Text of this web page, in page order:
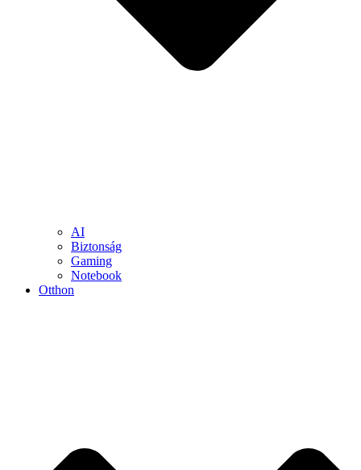
AI
Biztonság
Gaming
Notebook
Otthon